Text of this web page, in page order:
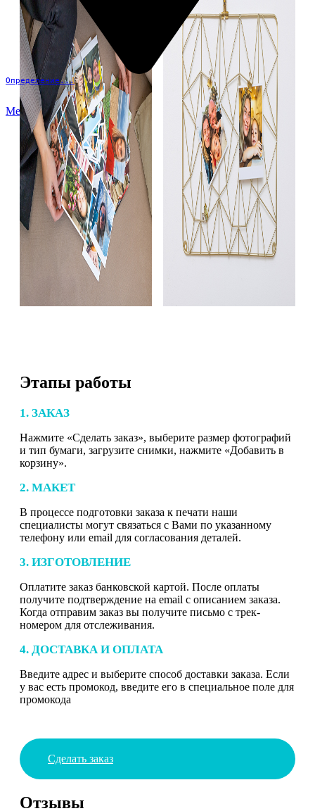
Определение...
Меню
Этапы работы
1. ЗАКАЗ
Нажмите «Сделать заказ», выберите размер фотографий
и тип бумаги, загрузите снимки, нажмите «Добавить в
корзину».
2. МАКЕТ
В процессе подготовки заказа к печати наши
специалисты могут связаться с Вами по указанному
телефону или email для согласования деталей.
3. ИЗГОТОВЛЕНИЕ
Оплатите заказ банковской картой. После оплаты
получите подтверждение на email с описанием заказа.
Когда отправим заказ вы получите письмо с трек-
номером для отслеживания.
4. ДОСТАВКА И ОПЛАТА
Введите адрес и выберите способ доставки заказа. Если
у вас есть промокод, введите его в специальное поле для
промокода
Сделать заказ
Отзывы